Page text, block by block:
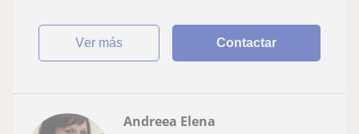
ver más Contactar
Andreea Elena